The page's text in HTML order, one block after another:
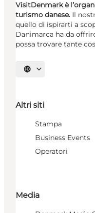
VisitDenmark è
turismo danese. Il
quello di ispirarti a
Danimarca ha da
possa trovare tante
Seleziona la lingua
Altri siti
Stampa
Business Events
Operatori
Media